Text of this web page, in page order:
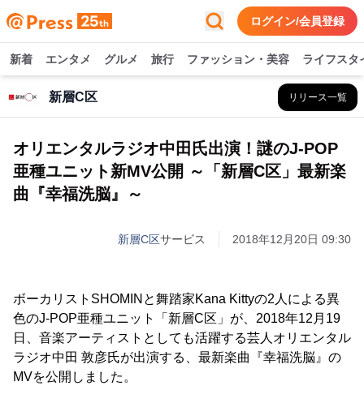
ログイン/会員登録
新着 エンタメ グルメ 旅行 ファッション・美容 ライフスタ
新層C区 リリース一覧
オリエンタルラジオ中田氏出演！謎のJ-POP
亜種ユニット新MV公開 ～「新層C区」最新楽
曲『幸福洗脳』～
新層C区サービス 2018年12月20日 09:30
ボーカリストSHOMINと舞踏家Kana Kittyの2人による異
色のJ-POP亜種ユニット「新層C区」が、2018年12月19
日、音楽アーティストとしても活躍する芸人オリエンタル
ラジオ中田 敦彦氏が出演する、最新楽曲『幸福洗脳』の
MVを公開しました。